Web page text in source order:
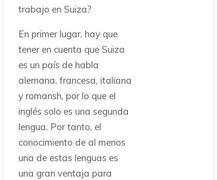
trabajo en Suiza?
En primer lugar, hay que
tener en cuenta que Suiza
es un país de habla
alemana, francesa, italiana
y romansh, por lo que el
inglés solo es una segunda
lengua. Por tanto, el
conocimiento de al menos
una de estas lenguas es
una gran ventaja para